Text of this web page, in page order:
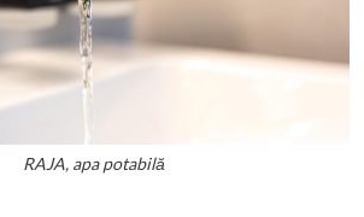
RAJA, apa potabilă